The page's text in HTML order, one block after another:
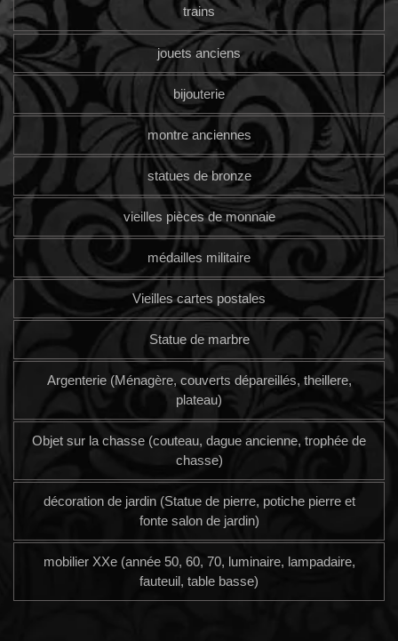
trains
jouets anciens
bijouterie
montre anciennes
statues de bronze
vieilles pièces de monnaie
médailles militaire
Vieilles cartes postales
Statue de marbre
Argenterie (Ménagère, couverts dépareillés, theillere,
plateau)
Objet sur la chasse (couteau, dague ancienne, trophée de
chasse)
décoration de jardin (Statue de pierre, potiche pierre et
fonte salon de jardin)
mobilier XXe (année 50, 60, 70, luminaire, lampadaire,
fauteuil, table basse)